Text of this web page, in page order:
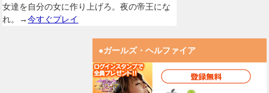
女達を自分の女に作り上げろ。夜の帝王にな
れ。→今すぐプレイ
●ガールズ・ヘルファイア